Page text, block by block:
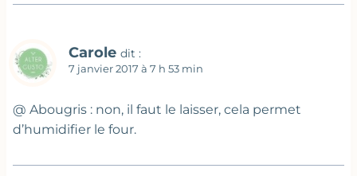
Carole dit :
7 janvier 2017 à 7 h 53 min
@ Abougris : non, il faut le laisser, cela permet
d’humidifier le four.